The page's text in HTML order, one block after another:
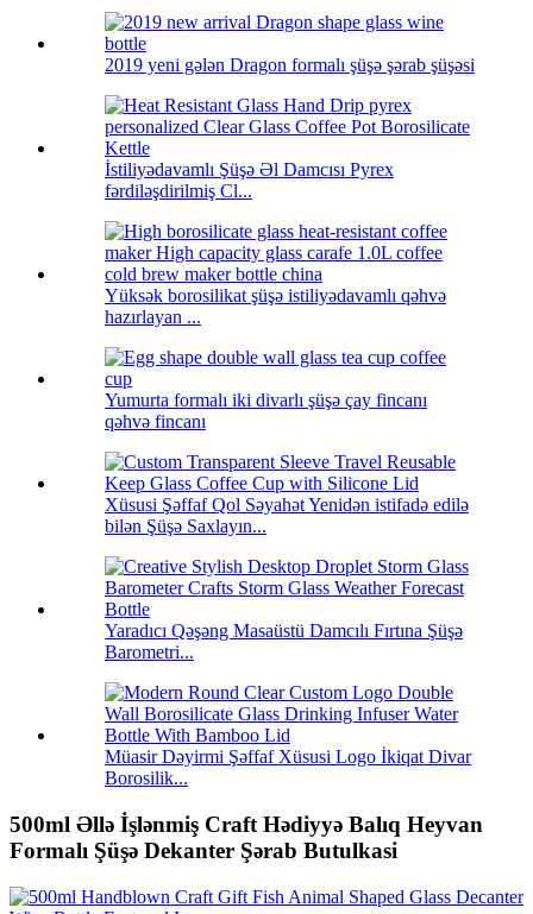
2019 yeni gələn Dragon formalı şüşə şərab şüşəsi
İstiliyədavamlı Şüşə Əl Damcısı Pyrex
fərdiləşdirilmiş Cl...
Yüksək borosilikat şüşə istiliyədavamlı qəhvə
hazırlayan ...
Yumurta formalı iki divarlı şüşə çay fincanı
qəhvə fincanı
Xüsusi Şəffaf Qol Səyahət Yenidən istifadə edilə
bilən Şüşə Saxlayın...
Yaradıcı Qəşəng Masaüstü Damcılı Fırtına Şüşə
Barometri...
Müasir Dəyirmi Şəffaf Xüsusi Logo İkiqat Divar
Borosilik...
500ml Əllə İşlənmiş Craft Hədiyyə Balıq Heyvan
Formalı Şüşə Dekanter Şərab Butulkasi